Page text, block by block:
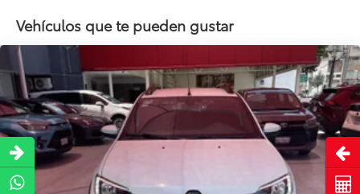
Vehículos que te pueden gustar